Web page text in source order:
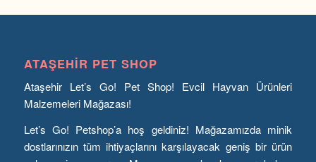
ATAŞEHIR PET SHOP
Ataşehir Let’s Go! Pet Shop! Evcil Hayvan Ürünleri
Malzemeleri Mağazası!
Let’s Go! Petshop’a hoş geldiniz! Mağazamızda minik
dostlarınızın tüm ihtiyaçlarını karşılayacak geniş bir ürün